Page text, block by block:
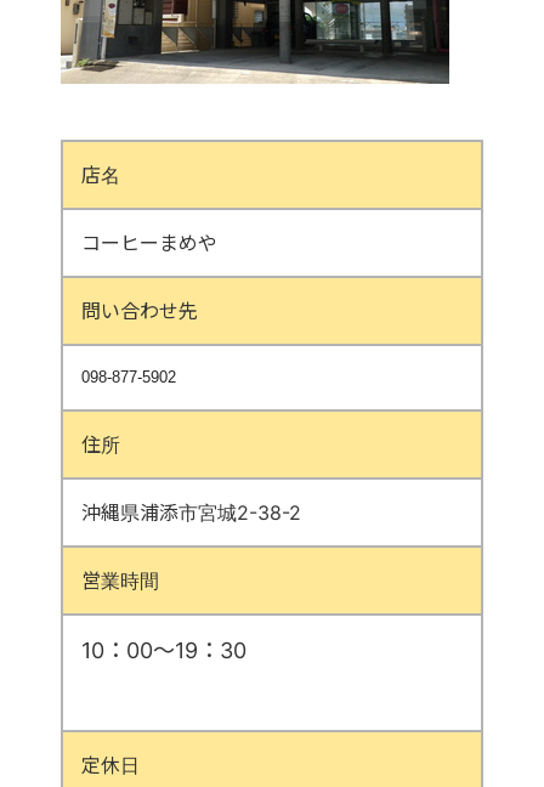
店名
コーヒーまめや
問い合わせ先
098-877-5902
住所
沖縄県浦添市宮城2-38-2
営業時間
10：00～19：30
定休日